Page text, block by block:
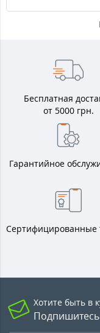
Бесплатная
от 5000 грн.
Гарантийное
Сертифицированные
Хотите быть в